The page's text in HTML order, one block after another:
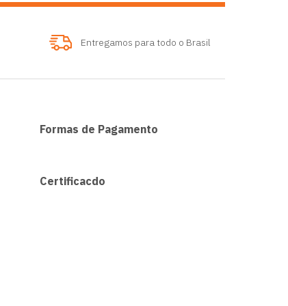
Entregamos para todo o Brasil
Formas de Pagamento
Certificacdo